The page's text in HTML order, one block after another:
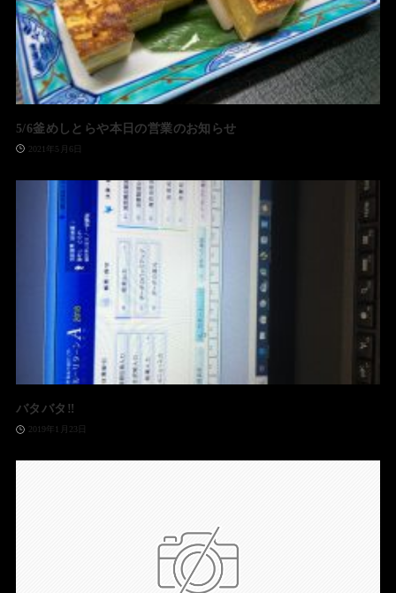
5/6釜めしとらや本日の営業のお知らせ
2021年5月6日
バタバタ‼️
2019年1月23日